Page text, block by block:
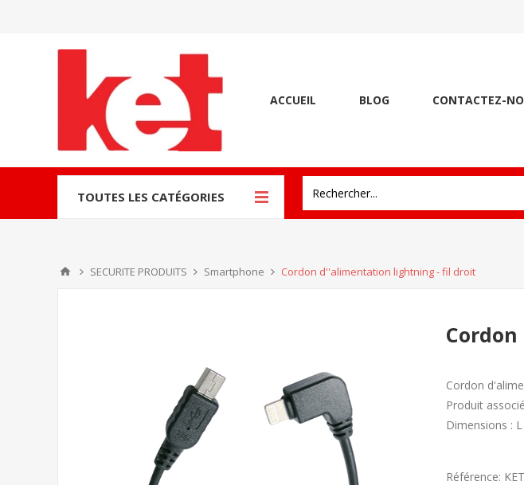
ACCUEIL BLOG CONTACTEZ-
TOUTES LES CATÉGORIES
SECURITE PRODUITS Smartphone Cordon d''alimentation lightning - fil droit
Cordon
Produit
Dimensions :
Référence: